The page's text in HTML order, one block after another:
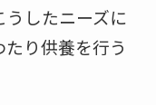
したニーズに
り供養を行う